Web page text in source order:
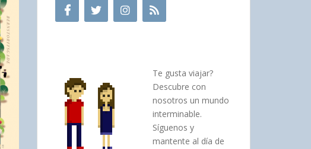
Te gusta viajar?
Descubre con
nosotros un mundo
interminable.
Síguenos y
mantente al día de